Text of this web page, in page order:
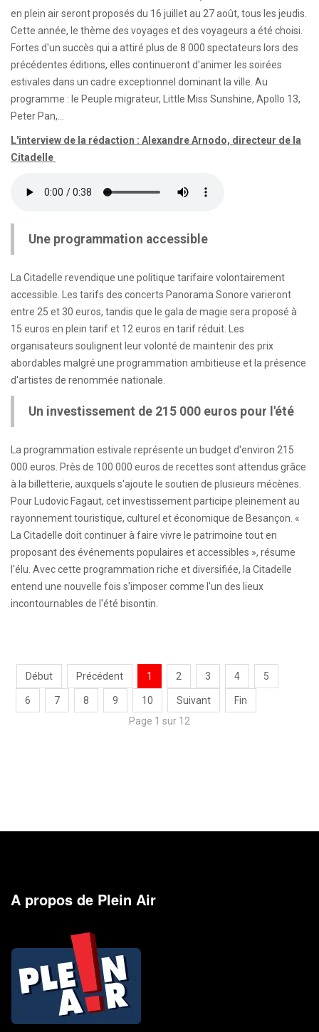
en plein air seront proposés du 16 juillet au 27 août, tous les jeudis.
Cette année, le thème des voyages et des voyageurs a été choisi.
Fortes d'un succès qui a attiré plus de 8 000 spectateurs lors des
précédentes éditions, elles continueront d'animer les soirées
estivales dans un cadre exceptionnel dominant la ville. Au
programme : le Peuple migrateur, Little Miss Sunshine, Apollo 13,
Peter Pan,...
L'interview de la rédaction : Alexandre Arnodo, directeur de la
Citadelle
Une programmation accessible
La Citadelle revendique une politique tarifaire volontairement
accessible. Les tarifs des concerts Panorama Sonore varieront
entre 25 et 30 euros, tandis que le gala de magie sera proposé à
15 euros en plein tarif et 12 euros en tarif réduit. Les
organisateurs soulignent leur volonté de maintenir des prix
abordables malgré une programmation ambitieuse et la présence
d'artistes de renommée nationale.
Un investissement de 215 000 euros pour l'été
La programmation estivale représente un budget d'environ 215
000 euros. Près de 100 000 euros de recettes sont attendus grâce
à la billetterie, auxquels s'ajoute le soutien de plusieurs mécènes.
Pour Ludovic Fagaut, cet investissement participe pleinement au
rayonnement touristique, culturel et économique de Besançon. «
La Citadelle doit continuer à faire vivre le patrimoine tout en
proposant des événements populaires et accessibles », résume
l'élu. Avec cette programmation riche et diversifiée, la Citadelle
entend une nouvelle fois s'imposer comme l'un des lieux
incontournables de l'été bisontin.
Début Précédent 1 2 3 4 5
6 7 8 9 10 Suivant
Fin
Page 1 sur 12
A propos de Plein Air